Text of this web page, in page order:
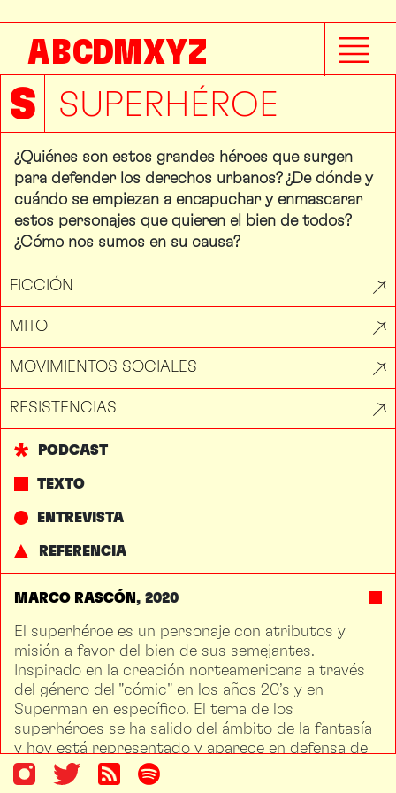
ABCDMXYZ
S SUPERHÉROE
¿Quiénes son estos grandes héroes que surgen
para defender los derechos urbanos? ¿De dónde y
cuándo se empiezan a encapuchar y enmascarar
estos personajes que quieren el bien de todos?
¿Cómo nos sumos en su causa?
PODCAST
TEXTO
ENTREVISTA
REFERENCIA
FICCIÓN
MITO
MOVIMIENTOS SOCIALES
RESISTENCIAS
MARCO RASCÓN 2020
El superhéroe es un personaje con atributos y
misión a favor del bien de sus semejantes.
Inspirado en la creación norteamericana a través
del género del "cómic" en los años 20’s y en
Superman en específico. El tema de los
superhéroes se ha salido del ámbito de la fantasía
y hoy está representado y aparece en defensa de
causas reales como el derecho a la vivienda, el
medio ambiente sano, la diversidad sexual, los